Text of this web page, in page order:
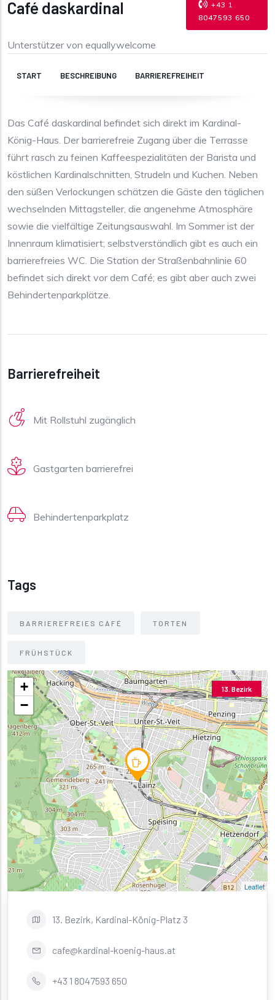
Café daskardinal
Unterstützer von equallywelcome
+43 1
8047593 650
START BESCHREIBUNG BARRIEREFREIHEIT
Das Café daskardinal befindet sich direkt im Kardinal-
König-Haus. Der barrierefreie Zugang über die Terrasse
führt rasch zu feinen Kaffeespezialitäten der Barista und
köstlichen Kardinalschnitten, Strudeln und Kuchen. Neben
den süßen Verlockungen schätzen die Gäste den täglichen
wechselnden Mittagsteller, die angenehme Atmosphäre
sowie die vielfältige Zeitungsauswahl. Im Sommer ist der
Innenraum klimatisiert; selbstverständlich gibt es auch ein
barrierefreies WC. Die Station der Straßenbahnlinie 60
befindet sich direkt vor dem Café; es gibt aber auch zwei
Behindertenparkplätze.
Barrierefreiheit
Mit Rollstuhl zugänglich
Gastgarten barrierefrei
Behindertenparkplatz
Tags
BARRIEREFREIES CAFÉ TORTEN
FRÜHSTÜCK
13. Bezirk
+
−
Leaflet
13. Bezirk, Kardinal-König-Platz 3
cafe@kardinal-koenig-haus.at
+43 1 8047593 650